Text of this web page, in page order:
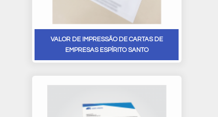
VALOR DE IMPRESSÃO DE CARTAS DE
EMPRESAS ESPÍRITO SANTO